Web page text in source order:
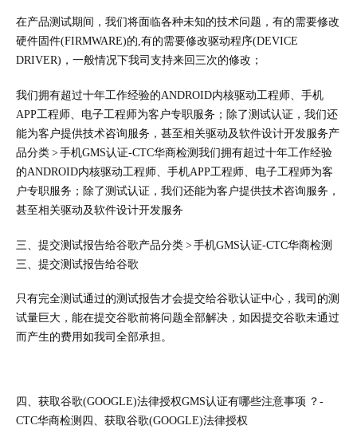
在产品测试期间，我们将面临各种未知的技术问题，有的需要修改
硬件固件(FIRMWARE)的,有的需要修改驱动程序(DEVICE
DRIVER)，一般情况下我司支持来回三次的修改；
我们拥有超过十年工作经验的ANDROID内核驱动工程师、手机
APP工程师 、电子工程师为客户专职服务；除了测试认证，我们还
能为客户提供技术咨询服务，甚至相关驱动及软件设计开发服务产
品分类 > 手机GMS认证-CTC华商检测 我们拥有超过十年工作经验
的ANDROID内核驱动工程师、手机APP工程师 、电子工程师为客
户专职服务；除了测试认证，我们还能为客户提供技术咨询服务，
甚至相关驱动及软件设计开发服务
三、提交测试报告给谷歌产品分类 > 手机GMS认证-CTC华商检测
三、提交测试报告给谷歌
只有完全测试通过的测试报告才会提交给谷歌认证中心，我司的测
试量巨大，能在提交谷歌前将问题全部解决，如因提交谷歌未通过
而产生的费用如我司全部承担。
四、获取谷歌(GOOGLE)法律授权GMS认证有哪些注意事项 ？-
CTC华商检测四、获取谷歌(GOOGLE)法律授权